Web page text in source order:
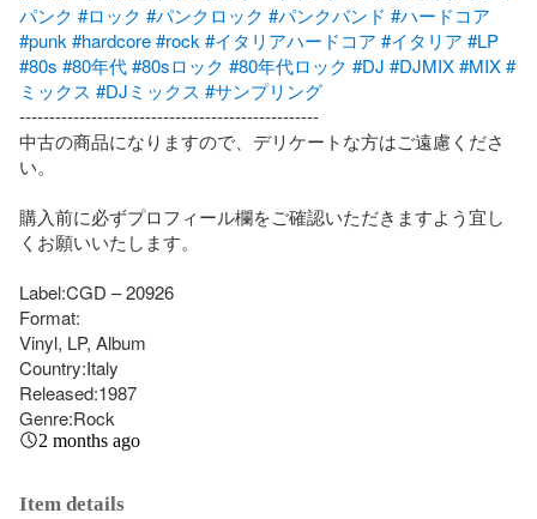
パンク #ロック #パンクロック #パンクバンド #ハードコア
#punk #hardcore#rock #イタリアハードコア #イタリア #LP
#80s #80年代#80sロック #80年代ロック #DJ #DJMIX#MIX#
ミックス #DJミックス #サンプリング
--------------------------------------------------
中古の商品になりますので、デリケートな方はご遠慮くださ
い。
購入前に必ずプロフィール欄をご確認いただきますよう宜し
くお願いいたします。
Label:CGD – 20926
Format:
Vinyl, LP, Album
Country:Italy
Released:1987
Genre:Rock
2 months ago
Item details